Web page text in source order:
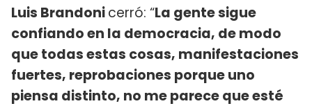
Luis Brandonicerró: “La gente sigue
confiando en la democracia, de modo
que todas estas cosas, manifestaciones
fuertes, reprobaciones porque uno
piensa distinto, no me parece que esté